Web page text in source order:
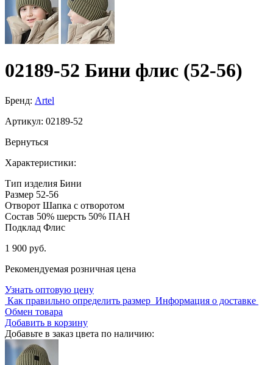
02189-52 Бини флис (52-56)
Бренд: Artel
Артикул: 02189-52
Вернуться
Характеристики:
Тип изделия Бини
Размер 52-56
Отворот Шапка с отворотом
Состав 50% шерсть 50% ПАН
Подклад Флис
1 900 руб.
Рекомендуемая розничная цена
Узнать оптовую цену
Как правильно определить размер Информация о доставке
Обмен товара
Добавить в корзину
Добавьте в заказ цвета по наличию: